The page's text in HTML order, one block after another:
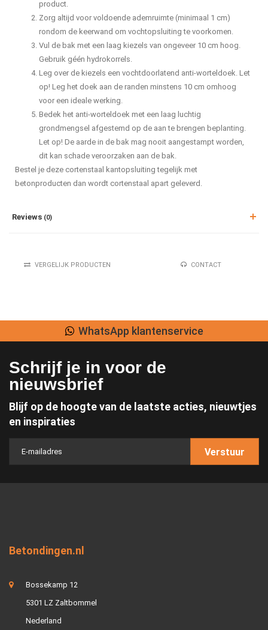
product.
Zorg altijd voor voldoende ademruimte (minimaal 1 cm)
rondom de keerwand om vochtopsluiting te voorkomen.
Vul de bak met een laag kiezels van ongeveer 10 cm hoog.
Gebruik géén hydrokorrels.
Leg over de kiezels een vochtdoorlatend anti-worteldoek. Let
op! Leg het doek aan de randen minstens 10 cm omhoog
voor een ideale werking.
Bedek het anti-worteldoek met een laag luchtig
grondmengsel afgestemd op de aan te brengen beplanting.
Let op! De aarde in de bak mag nooit aangestampt worden,
dit kan schade veroorzaken aan de bak.
Bestel je deze cortenstaal kantopsluiting tegelijk met
betonproducten dan wordt cortenstaal apart geleverd.
Reviews (0)
VERGELIJK PRODUCTEN CONTACT
WhatsApp klantenservice
Schrijf je in voor de
nieuwsbrief
Blijf op de hoogte van de laatste acties, nieuwtjes
en inspiraties
Verstuur
Betondingen.nl
Bossekamp 12
5301 LZ Zaltbommel
Nederland